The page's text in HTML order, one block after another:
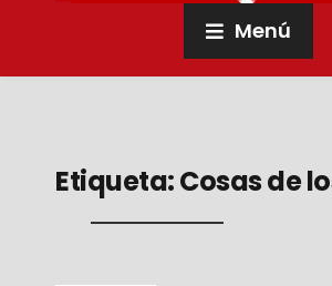
Menú
Etiqueta:Cosas de